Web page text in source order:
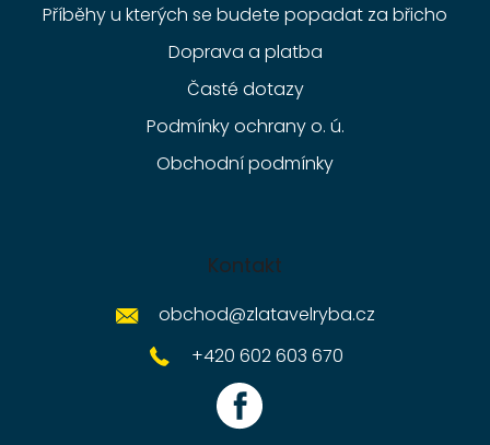
Příběhy u kterých se budete popadat za břicho
Doprava a platba
Časté dotazy
Podmínky ochrany o. ú.
Obchodní podmínky
Kontakt
obchod@zlatavelryba.cz
+420 602 603 670